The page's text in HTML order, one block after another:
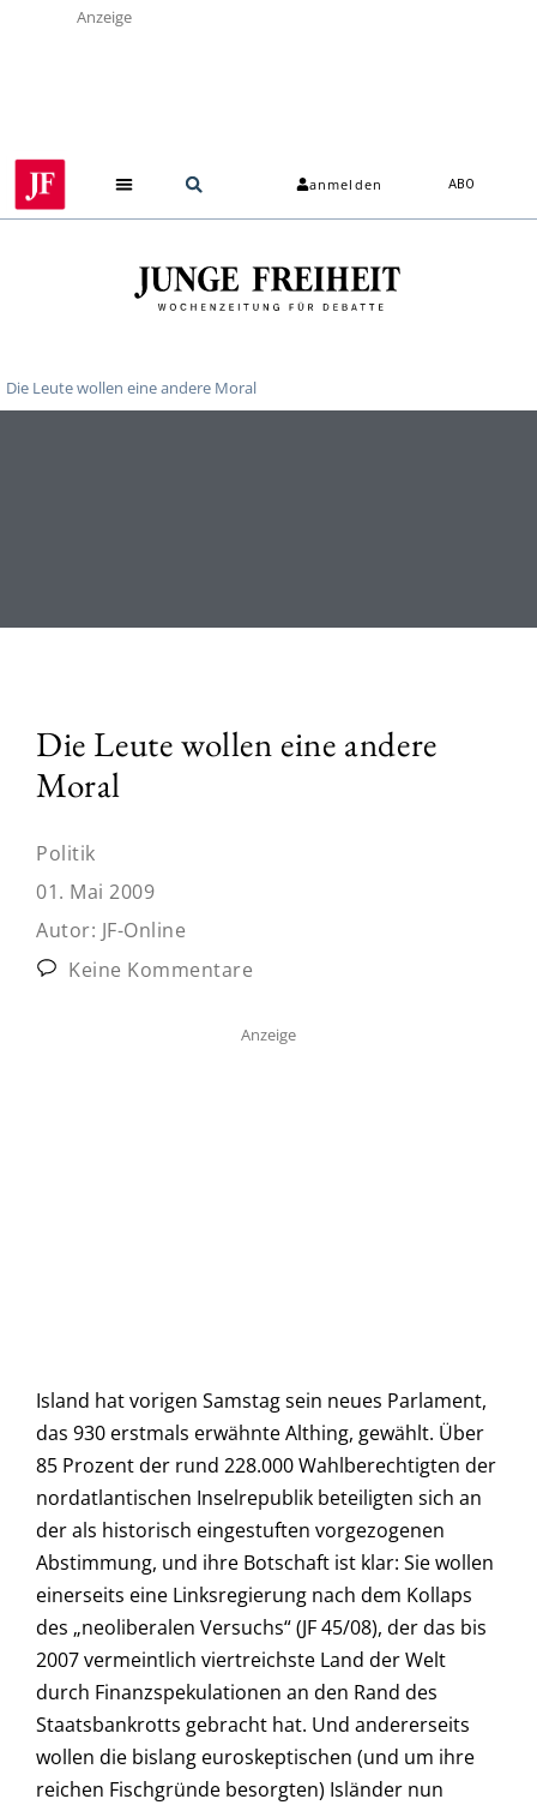
Anzeige
anmelden ABO
Die Leute wollen eine andere Moral
Die Leute wollen eine andere
Moral
Politik
01. Mai 2009
Autor: JF-Online
Keine Kommentare
Anzeige
Island hat vorigen Samstag sein neues Parlament,
das 930 erstmals erwähnte Althing, gewählt. Über
85 Prozent der rund 228.000 Wahlberechtigten der
nordatlantischen Inselrepublik beteiligten sich an
der als historisch eingestuften vorgezogenen
Abstimmung, und ihre Botschaft ist klar: Sie wollen
einerseits eine Linksregierung nach dem Kollaps
des „neoliberalen Versuchs“ (JF 45/08), der das bis
2007 vermeintlich viertreichste Land der Welt
durch Finanzspekulationen an den Rand des
Staatsbankrotts gebracht hat. Und andererseits
wollen die bislang euroskeptischen (und um ihre
reichen Fischgründe besorgten) Isländer nun